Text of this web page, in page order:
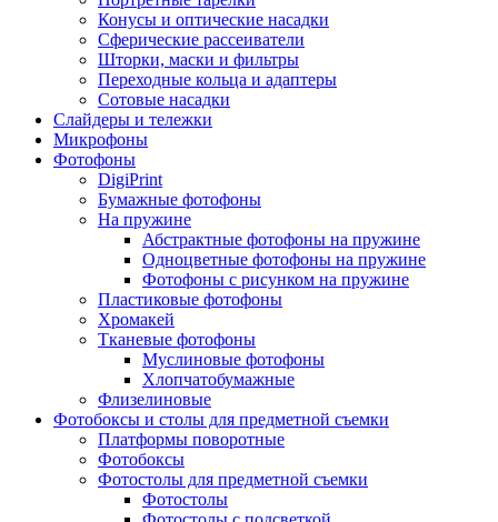
Конусы и оптические насадки
Сферические рассеиватели
Шторки, маски и фильтры
Переходные кольца и адаптеры
Сотовые насадки
Слайдеры и тележки
Микрофоны
Фотофоны
DigiPrint
Бумажные фотофоны
На пружине
Абстрактные фотофоны на пружине
Одноцветные фотофоны на пружине
Фотофоны с рисунком на пружине
Пластиковые фотофоны
Хромакей
Тканевые фотофоны
Муслиновые фотофоны
Хлопчатобумажные
Флизелиновые
Фотобоксы и столы для предметной съемки
Платформы поворотные
Фотобоксы
Фотостолы для предметной съемки
Фотостолы